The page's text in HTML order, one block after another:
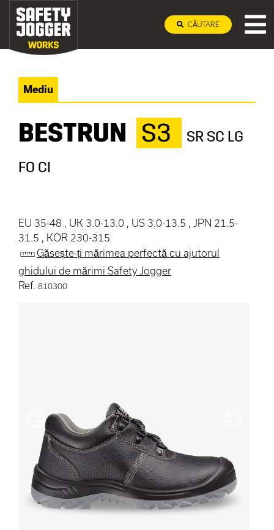
CĂUTARE
Mediu
BESTRUN S3
SR SC LG
FO CI
EU 35-48 , UK 3.0-13.0 , US 3.0-13.5 , JPN 21.5-
31.5 , KOR 230-315
Găsește-ți mărimea perfectă cu ajutorul
ghidului de mărimi Safety Jogger
Ref. 810300
Anterior